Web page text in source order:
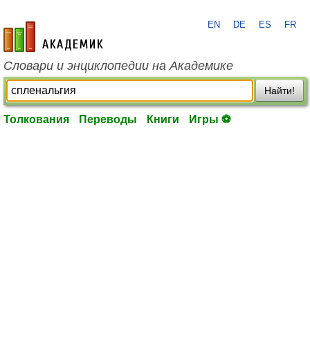
academic.ru
EN DE ES FR
Словари и энциклопедии на Академике
Найти!
Толкования Переводы Книги Игры ⚽